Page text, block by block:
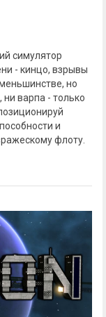
симулятор
- кинцо, взрывы
но
ни варпа - только
и
флоту.